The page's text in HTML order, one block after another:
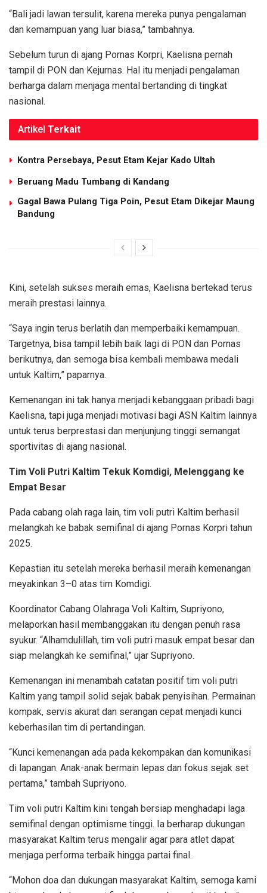
“Bali jadi lawan tersulit, karena mereka punya pengalaman
dan kemampuan yang luar biasa,” tambahnya.
Sebelum turun di ajang Pornas Korpri, Kaelisna pernah
tampil di PON dan Kejurnas. Hal itu menjadi pengalaman
berharga dalam menjaga mental bertanding di tingkat
nasional.
Artikel Terkait
Kontra Persebaya, Pesut Etam Kejar Kado Ultah
Beruang Madu Tumbang di Kandang
Gagal Bawa Pulang Tiga Poin, Pesut Etam Dikejar Maung
Bandung
Kini, setelah sukses meraih emas, Kaelisna bertekad terus
meraih prestasi lainnya.
“Saya ingin terus berlatih dan memperbaiki kemampuan.
Targetnya, bisa tampil lebih baik lagi di PON dan Pornas
berikutnya, dan semoga bisa kembali membawa medali
untuk Kaltim,” paparnya.
Kemenangan ini tak hanya menjadi kebanggaan pribadi bagi
Kaelisna, tapi juga menjadi motivasi bagi ASN Kaltim lainnya
untuk terus berprestasi dan menjunjung tinggi semangat
sportivitas di ajang nasional.
Tim Voli Putri Kaltim Tekuk Komdigi, Melenggang ke
Empat Besar
Pada cabang olah raga lain, tim voli putri Kaltim berhasil
melangkah ke babak semifinal di ajang Pornas Korpri tahun
2025.
Kepastian itu setelah mereka berhasil meraih kemenangan
meyakinkan 3–0 atas tim Komdigi.
Koordinator Cabang Olahraga Voli Kaltim, Supriyono,
melaporkan hasil membanggakan itu dengan penuh rasa
syukur. “Alhamdulillah, tim voli putri masuk empat besar dan
siap melangkah ke semifinal,” ujar Supriyono.
Kemenangan ini menambah catatan positif tim voli putri
Kaltim yang tampil solid sejak babak penyisihan. Permainan
kompak, servis akurat dan serangan cepat menjadi kunci
keberhasilan tim di pertandingan.
“Kunci kemenangan ada pada kekompakan dan komunikasi
di lapangan. Anak-anak bermain lepas dan fokus sejak set
pertama,” tambah Supriyono.
Tim voli putri Kaltim kini tengah bersiap menghadapi laga
semifinal dengan optimisme tinggi. Ia berharap dukungan
masyarakat Kaltim terus mengalir agar para atlet dapat
menjaga performa terbaik hingga partai final.
“Mohon doa dan dukungan masyarakat Kaltim, semoga kami